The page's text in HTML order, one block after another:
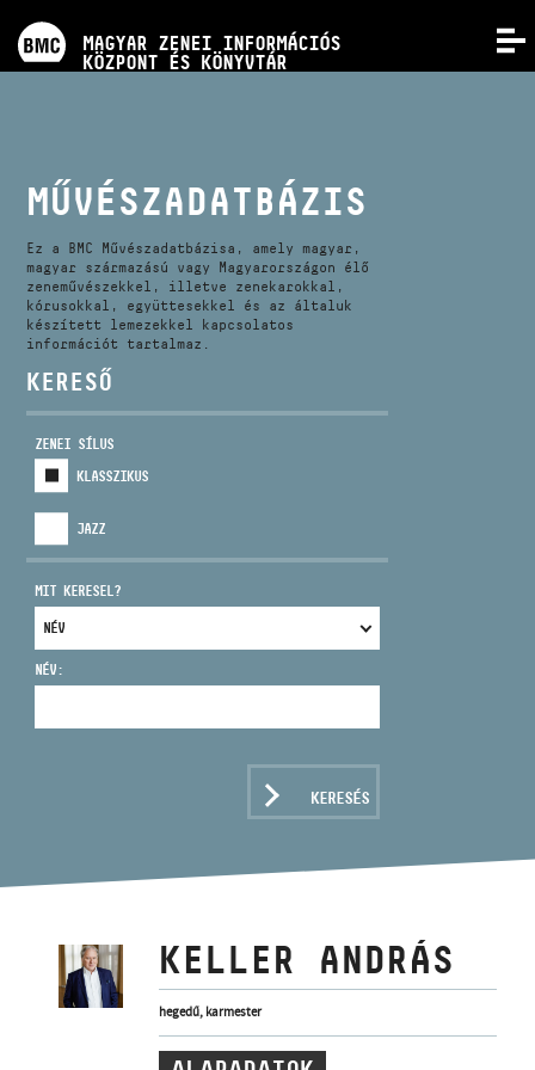
MAGYAR ZENEI INFORMÁCIÓS
KÖZPONT ÉS KÖNYVTÁR
KÉPZÉSEK
KIADVÁNYOK
RÓLUNK
KAPCSOLAT
VIDEÓ GALÉRIA
NYITVA TARTÁS
MŰVÉSZADATBÁZIS
Ez a BMC Művészadatbázisa, amely magyar,
magyar származású vagy Magyarországon élő
zeneművészekkel, illetve zenekarokkal,
kórusokkal, együttesekkel és az általuk
készített lemezekkel kapcsolatos
információt tartalmaz.
KERESŐ
ZENEI SÍLUS
KLASSZIKUS
JAZZ
MIT KERESEL?
NÉV:
KERESÉS
KELLER ANDRÁS
hegedű, karmester